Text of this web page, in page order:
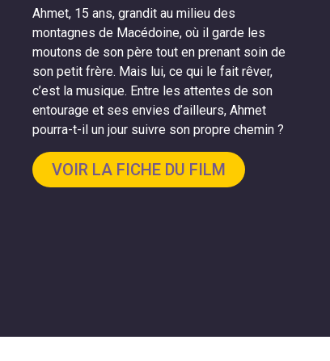
Ahmet, 15 ans, grandit au milieu des
montagnes de Macédoine, où il garde les
moutons de son père tout en prenant soin de
son petit frère. Mais lui, ce qui le fait rêver,
c’est la musique. Entre les attentes de son
entourage et ses envies d’ailleurs, Ahmet
pourra-t-il un jour suivre son propre chemin ?
VOIR LA FICHE DU FILM